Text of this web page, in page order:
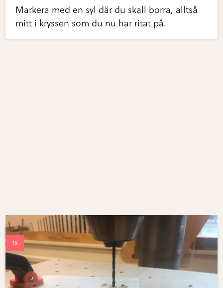
Markera med en syl där du skall borra, alltså
mitt i kryssen som du nu har ritat på.